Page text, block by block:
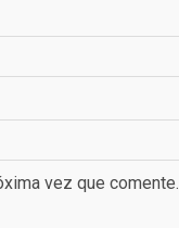
vez que comente.